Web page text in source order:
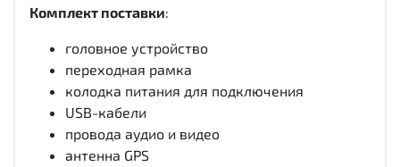
Комплект поставки:
головное устройство
переходная рамка
колодка питания для подключения
USB-кабели
провода аудио и видео
антенна GPS